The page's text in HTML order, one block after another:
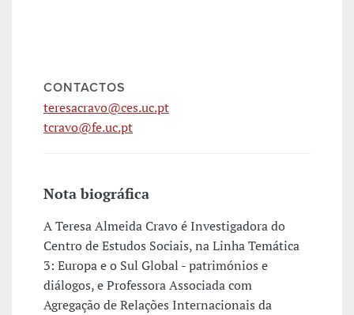
CONTACTOS
teresacravo@ces.uc.pt
tcravo@fe.uc.pt
Nota biográfica
A Teresa Almeida Cravo é Investigadora do
Centro de Estudos Sociais, na Linha Temática
3: Europa e o Sul Global - patrimónios e
diálogos, e Professora Associada com
Agregação de Relações Internacionais da